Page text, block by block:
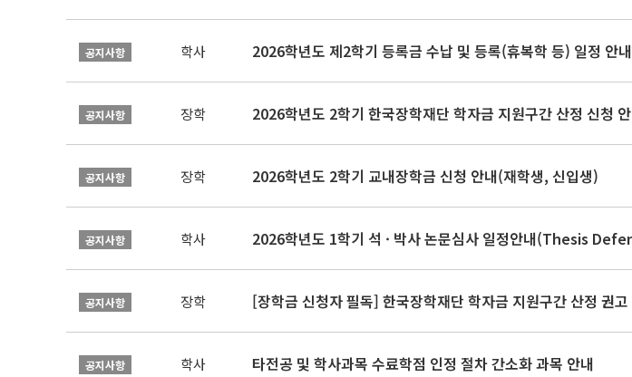
공지사항 학사 2026학년도 제2학기 등록금 수납 및 등록(휴복학 등) 일정 안내
공지사항 장학 2026학년도 2학기 한국장학재단 학자금 지원구간 산정 신청
공지사항 장학 2026학년도 2학기 교내장학금 신청 안내(재학생, 신입생)
공지사항 학사 2026학년도 1학기 석 · 박사 논문심사 일정안내(Thesis
공지사항 장학 [장학금 신청자 필독] 한국장학재단 학자금 지원구간 산정 권고
공지사항 학사 타전공 및 학사과목 수료학점 인정 절차 간소화 과목 안내